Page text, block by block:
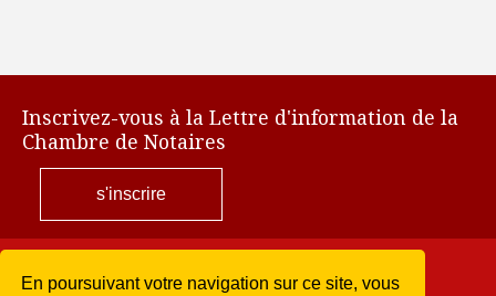
En poursuivant votre navigation sur ce site, vous
Inscrivez-vous à la Lettre d'information de la
Chambre de Notaires
s'inscrire